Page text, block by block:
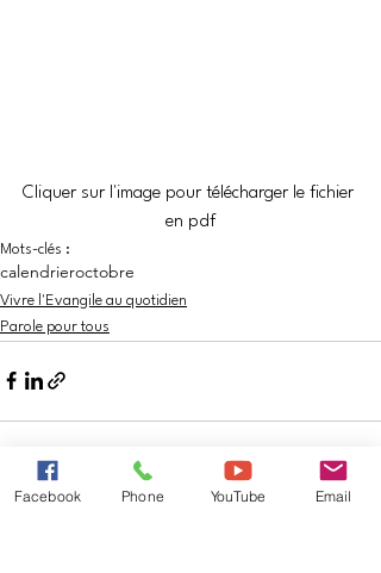
Cliquer sur l'image pour télécharger le fichier
en pdf
Mots-clés :
calendrieroctobre
Vivre l'Evangile au quotidien
Parole pour tous
Facebook Phone YouTube Email